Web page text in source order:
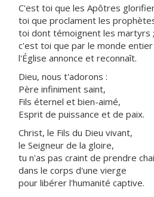
C'est toi que les Apôtres
toi que proclament les
toi dont témoignent les martyrs ;
c'est toi que par le monde entier
l'Église annonce et reconnaît.
Dieu, nous t'adorons :
Père infiniment saint,
Fils éternel et bien-aimé,
Esprit de puissance et de paix.
Christ, le Fils du Dieu vivant,
le Seigneur de la gloire,
tu n'as pas craint de prendre
dans le corps d'une vierge
pour libérer l'humanité captive.